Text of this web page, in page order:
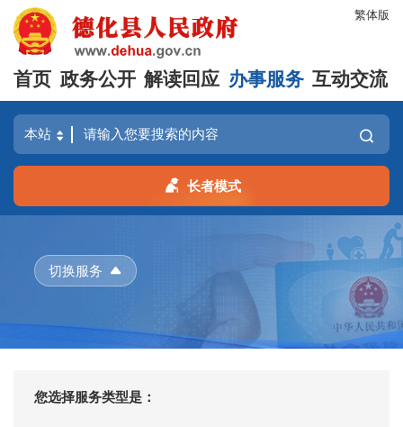
繁体版
首页 政务公开 解读回应 办事服务 互动交流
长者模式
切换服务
您选择服务类型是：